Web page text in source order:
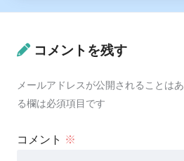
コメントを残す
メールアドレスが公開されることはあ
る欄は必須項目です
コメント ※